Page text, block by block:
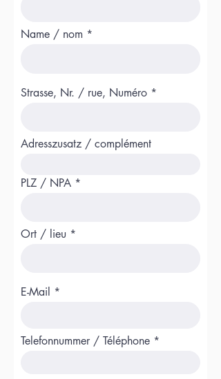
Name / nom
Strasse, Nr. / rue, Numéro
Adresszusatz / complément
PLZ / NPA
Ort / lieu
E-Mail
Telefonnummer / Téléphone